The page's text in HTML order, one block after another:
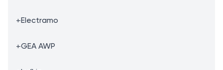
+Electramo
+GEA AWP